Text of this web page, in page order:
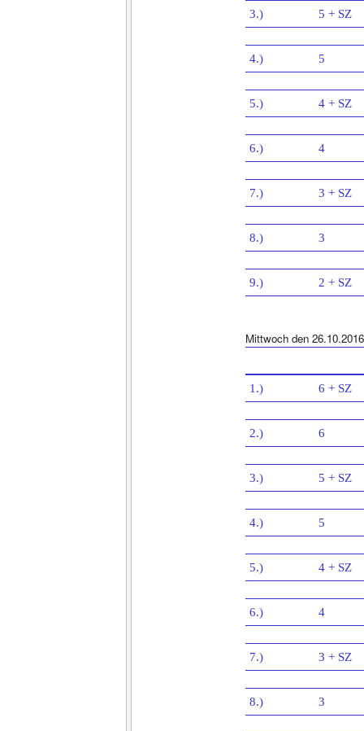
3.) 5 + SZ
4.) 5
5.) 4 + SZ
6.) 4
7.) 3 + SZ
8.) 3
9.) 2 + SZ
Mittwoch den 26.10.2016
1.) 6 + SZ
2.) 6
3.) 5 + SZ
4.) 5
5.) 4 + SZ
6.) 4
7.) 3 + SZ
8.) 3